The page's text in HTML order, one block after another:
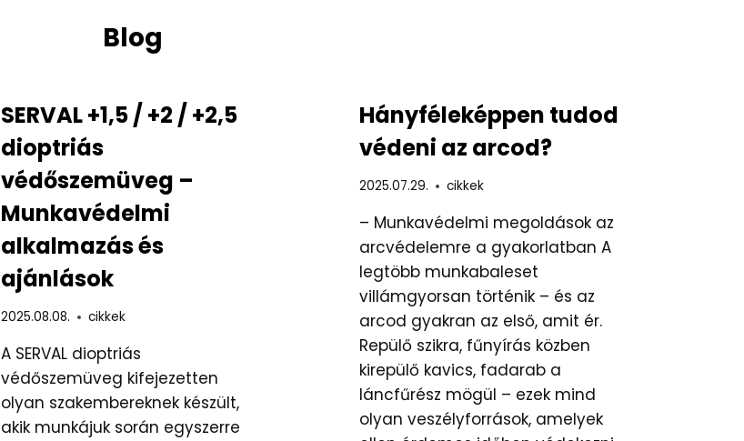
Blog
SERVAL +1,5 / +2 / +2,5
dioptriás
védőszemüveg –
Munkavédelmi
alkalmazás és
ajánlások
2025.08.08. cikkek
A SERVAL dioptriás
védőszemüveg kifejezetten
olyan szakembereknek készült,
akik munkájuk során egyszerre
Hányféleképpen tudod
védeni az arcod?
2025.07.29. cikkek
– Munkavédelmi megoldások az
arcvédelemre a gyakorlatban A
legtöbb munkabaleset
villámgyorsan történik – és az
arcod gyakran az első, amit ér.
Repülő szikra, fűnyírás közben
kirepülő kavics, fadarab a
láncfűrész mögül – ezek mind
olyan veszélyforrások, amelyek